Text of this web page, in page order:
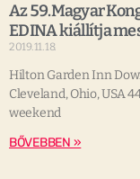
Az 59.Magyar
EDINA kiállítja
2019.11.18.
Hilton Garden Inn
Cleveland, Ohio, USA
weekend
BŐVEBBEN »